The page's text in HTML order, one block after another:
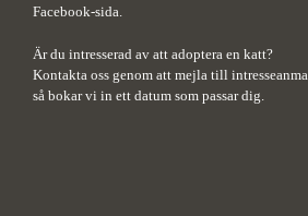
Facebook-sida.
Är du intresserad av att adoptera en katt?
Kontakta oss genom att mejla till
så bokar vi in ett datum som passar dig.